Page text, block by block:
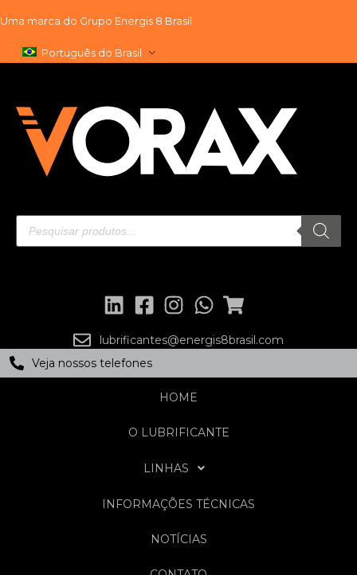
para
Uma marca do Grupo Energis 8 Brasil
Português do Brasil
lubrificantes@energis8brasil.com
Veja nossos telefones
HOME
O LUBRIFICANTE
LINHAS
INFORMAÇÕES TÉCNICAS
NOTÍCIAS